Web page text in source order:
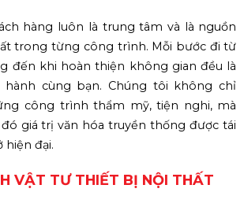
hàng luôn là trung tâm và là nguồn
trong từng công trình. Mỗi bước đi từ
đến khi hoàn thiện không gian đều là
cùng bạn. Chúng tôi không chỉ
công trình thẩm mỹ, tiện nghi, mà
giá trị văn hóa truyền thống được tái
hiện đại.
VẬT TƯ THIẾT BỊ NỘI THẤT